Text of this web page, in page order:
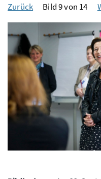
Zurück Bild 9 von 14